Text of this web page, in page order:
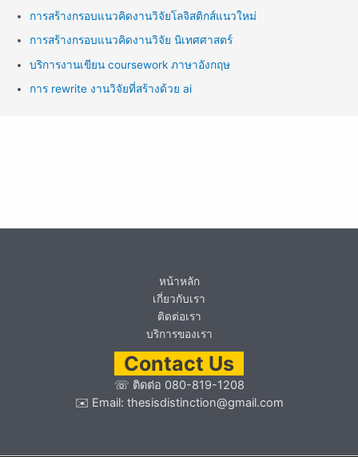
การสร้างกรอบแนวคิดงานวิจัยโลจิสติกส์แนวใหม่
การสร้างกรอบแนวคิดงานวิจัย นิเทศศาสตร์
บริการงานเขียน coursework ภาษาอังกฤษ
การ rewrite งานวิจัยที่สร้างด้วย ai
หน้าหลัก
เกี่ยวกับเรา
ติดต่อเรา
บริการของเรา
Contact Us
☏ ติดต่อ 080-819-1208
✉️ Email: thesisdistinction@gmail.com